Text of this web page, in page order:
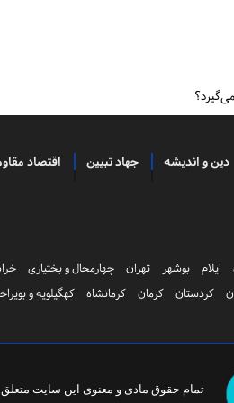
دین و اندیشه جهاد تبیین اقتصاد
ایلام بوشهر تهران چهارمحال و بختیاری
کردستان کرمان کرمانشاه کهگیلویه و
تمام حقوق مادی و معنوی این سایت متعلق